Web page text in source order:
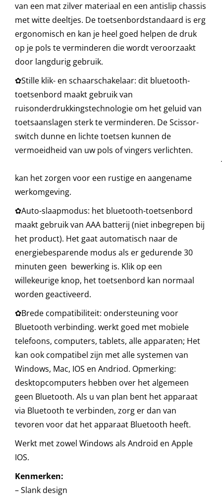
van een mat zilver materiaal en een antislip chassis
met witte deeltjes. De toetsenbordstandaard is erg
ergonomisch en kan je heel goed helpen de druk
op je pols te verminderen die wordt veroorzaakt
door langdurig gebruik.
✿Stille klik- en schaarschakelaar: dit bluetooth-
toetsenbord maakt gebruik van
ruisonderdrukkingstechnologie om het geluid van
toetsaanslagen sterk te verminderen. De Scissor-
switch dunne en lichte toetsen kunnen de
vermoeidheid van uw pols of vingers verlichten.
kan het zorgen voor een rustige en aangename
werkomgeving.
✿Auto-slaapmodus: het bluetooth-toetsenbord
maakt gebruik van AAA batterij (niet inbegrepen bij
het product). Het gaat automatisch naar de
energiebesparende modus als er gedurende 30
minuten geen bewerking is. Klik op een
willekeurige knop, het toetsenbord kan normaal
worden geactiveerd.
✿Brede compatibiliteit: ondersteuning voor
Bluetooth verbinding. werkt goed met mobiele
telefoons, computers, tablets, alle apparaten; Het
kan ook compatibel zijn met alle systemen van
Windows, Mac, IOS en Andriod. Opmerking:
desktopcomputers hebben over het algemeen
geen Bluetooth. Als u van plan bent het apparaat
via Bluetooth te verbinden, zorg er dan van
tevoren voor dat het apparaat Bluetooth heeft.
Werkt met zowel Windows als Android en Apple
IOS.
Kenmerken:
– Slank design